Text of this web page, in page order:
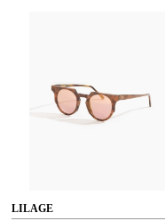
LILAGE